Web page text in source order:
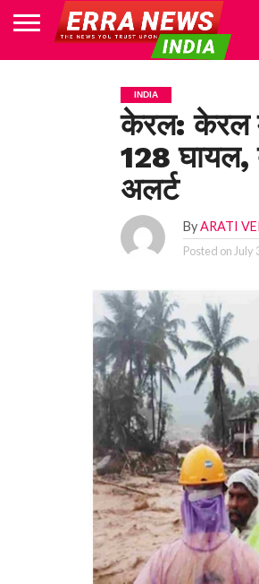
INDIA
केरल: केरल
128 घायल,
अलर्ट
ByARATI
Posted on July